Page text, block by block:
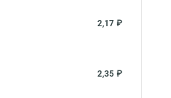
2,17 ₽
2,35 ₽